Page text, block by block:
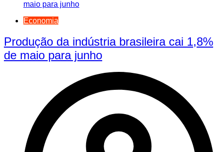
Economia
Produção da indústria brasileira cai 1,8%
de maio para junho